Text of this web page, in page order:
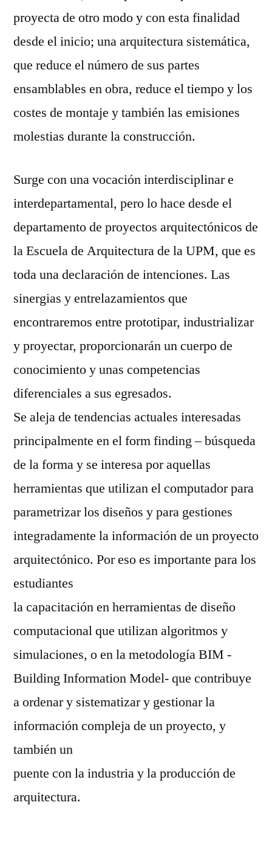
proyecta de otro modo y con esta finalidad
desde el inicio; una arquitectura sistemática,
que reduce el número de sus partes
ensamblables en obra, reduce el tiempo y los
costes de montaje y también las emisiones
molestias durante la construcción.
Surge con una vocación interdisciplinar e
interdepartamental, pero lo hace desde el
departamento de proyectos arquitectónicos de
la Escuela de Arquitectura de la UPM, que es
toda una declaración de intenciones. Las
sinergias y entrelazamientos que
encontraremos entre prototipar, industrializar
y proyectar, proporcionarán un cuerpo de
conocimiento y unas competencias
diferenciales a sus egresados.
Se aleja de tendencias actuales interesadas
principalmente en el form finding – búsqueda
de la forma y se interesa por aquellas
herramientas que utilizan el computador para
parametrizar los diseños y para gestiones
integradamente la información de un proyecto
arquitectónico. Por eso es importante para los
estudiantes
la capacitación en herramientas de diseño
computacional que utilizan algoritmos y
simulaciones, o en la metodología BIM -
Building Information Model- que contribuye
a ordenar y sistematizar y gestionar la
información compleja de un proyecto, y
también un
puente con la industria y la producción de
arquitectura.